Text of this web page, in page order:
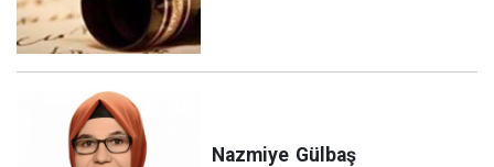
Nazmiye Gülbaş